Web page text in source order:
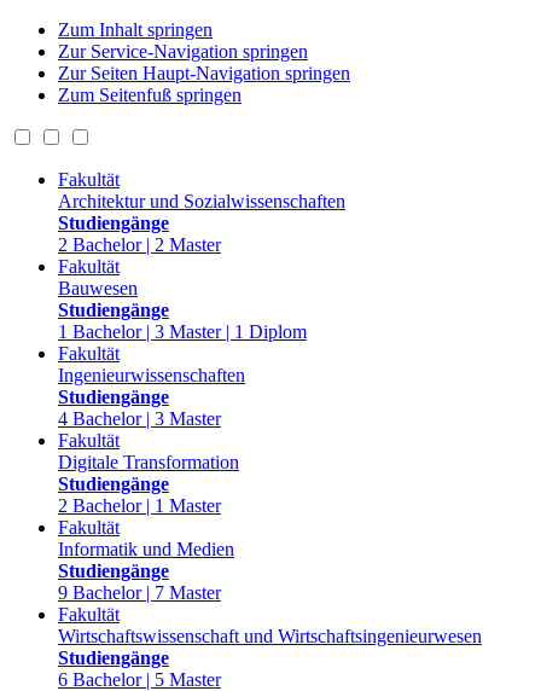
Zum Inhalt springen
Zur Service-Navigation springen
Zur Seiten Haupt-Navigation springen
Zum Seitenfuß springen
Fakultät
Architektur und Sozialwissenschaften
Studiengänge
2 Bachelor | 2 Master
Fakultät
Bauwesen
Studiengänge
1 Bachelor | 3 Master | 1 Diplom
Fakultät
Ingenieurwissenschaften
Studiengänge
4 Bachelor | 3 Master
Fakultät
Digitale Transformation
Studiengänge
2 Bachelor | 1 Master
Fakultät
Informatik und Medien
Studiengänge
9 Bachelor | 7 Master
Fakultät
Wirtschaftswissenschaft und Wirtschaftsingenieurwesen
Studiengänge
6 Bachelor | 5 Master